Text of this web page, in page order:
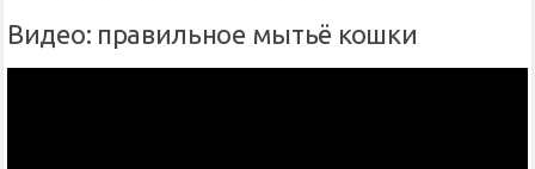
Видео: правильное мытьё кошки